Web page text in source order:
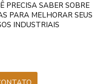
PRECISA SABER SOBRE
PARA MELHORAR SEUS
INDUSTRIAIS